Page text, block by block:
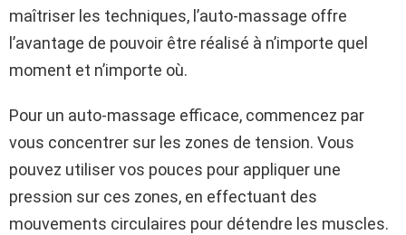
maîtriser les techniques, l’auto-massage offre
l’avantage de pouvoir être réalisé à n’importe quel
moment et n’importe où.
Pour un auto-massage efficace, commencez par
vous concentrer sur les zones de tension. Vous
pouvez utiliser vos pouces pour appliquer une
pression sur ces zones, en effectuant des
mouvements circulaires pour détendre les muscles.